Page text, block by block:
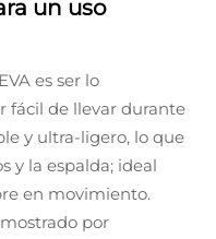
un uso
es ser lo
fácil de llevar durante
y ultra-ligero, lo que
y la espalda; ideal
en movimiento.
por